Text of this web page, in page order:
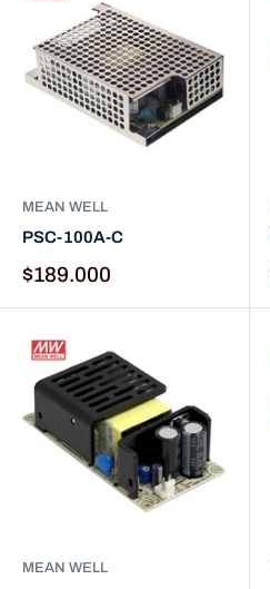
MEAN WELL
PSC-100A-C
$189.000
MEAN WELL